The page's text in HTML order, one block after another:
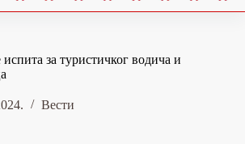
за туристичког водича и
Вести